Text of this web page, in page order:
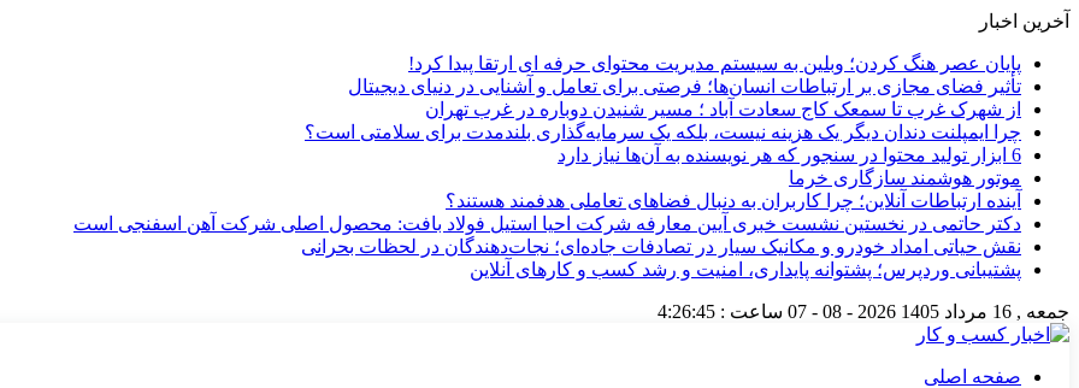
آخرین اخبار
پایان عصر هنگ کردن؛ وبلین به سیستم مدیریت محتوای حرفه ای ارتقا پیدا کرد!
تأثیر فضای مجازی بر ارتباطات انسان‌ها؛ فرصتی برای تعامل و آشنایی در دنیای دیجیتال
از شهرک غرب تا سمعک کاج سعادت آباد ؛ مسیر شنیدن دوباره در غرب تهران
چرا ایمپلنت دندان دیگر یک هزینه نیست، بلکه یک سرمایه‌گذاری بلندمدت برای سلامتی است؟
6 ابزار تولید محتوا در سنجور که هر نویسنده به آن‌ها نیاز دارد
موتور هوشمند سازگاری خرما
آینده ارتباطات آنلاین؛ چرا کاربران به دنبال فضاهای تعاملی هدفمند هستند؟
دکتر حاتمی در نخستین نشست خبری آیین معارفه شرکت احیا استیل فولاد بافت: محصول اصلی شرکت آهن اسفنجی است
نقش حیاتی امداد خودرو و مکانیک سیار در تصادفات جاده‌ای؛ نجات‌دهندگان در لحظات بحرانی
پشتیبانی وردپرس؛ پشتوانه پایداری، امنیت و رشد کسب‌ و کارهای آنلاین
جمعه , 16 مرداد 1405 2026 - 08 - 07 ساعت : 4:26:46
صفحه اصلی